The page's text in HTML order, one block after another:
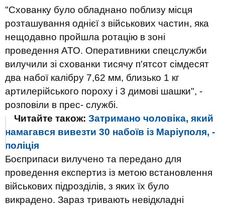
"Схованку було обладнано поблизу місця
розташування однієї з військових частин, яка
нещодавно пройшла ротацію в зоні
проведення АТО. Оперативники спецслужби
вилучили зі схованки тисячу п'ятсот сімдесят
два набої калібру 7,62 мм, близько 1 кг
артилерійського пороху і 3 димові шашки", -
розповіли в прес- службі.
Читайте також: Затримано чоловіка, який
намагався вивезти 30 набоїв із Маріуполя, -
поліція
Боєприпаси вилучено та передано для
проведення експертиз із метою встановлення
військових підрозділів, з яких їх було
викрадено. Зараз тривають невідкладні